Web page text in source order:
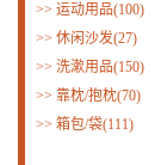
>> 运动用品(100)
>> 休闲沙发(27)
>> 洗漱用品(150)
>> 靠枕/抱枕(70)
>> 箱包/袋(111)